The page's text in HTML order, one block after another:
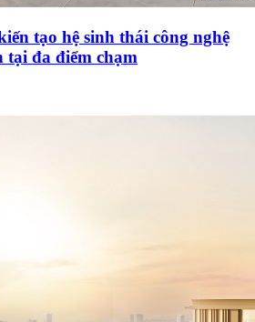
tạo hệ sinh thái công nghệ
tại đa điểm chạm